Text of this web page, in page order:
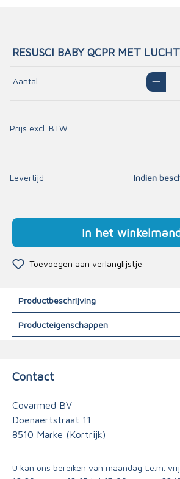
RESUSCI BABY QCPR MET
Aantal
Prijs excl. BTW
Levertijd
Indien
In het
Toevoegen aan verlanglijstje
Productbeschrijving
Producteigenschappen
Contact
Covarmed BV
Doenaertstraat 11
8510 Marke (Kortrijk)
U kan ons bereiken van maandag t.e.m.